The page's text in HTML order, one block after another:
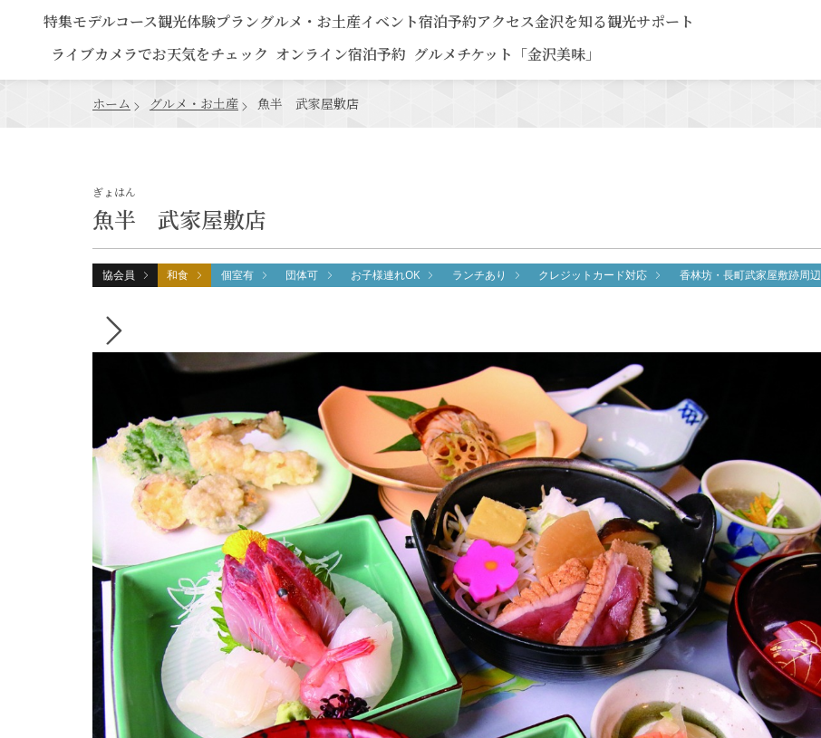
特集モデルコース観光体験プラングルメ・お土産イベント宿泊予約アクセス金沢を知る観光サポート
ライブカメラでお天気をチェック オンライン宿泊予約 グルメチケット「金沢美味」
ホーム グルメ・お土産 魚半 武家屋敷店
魚半 武家屋敷店
ぎょはん
協会員 和食 個室有 団体可 お子様連れOK ランチあり クレジットカード対応 香林坊・長町武家屋敷跡周辺